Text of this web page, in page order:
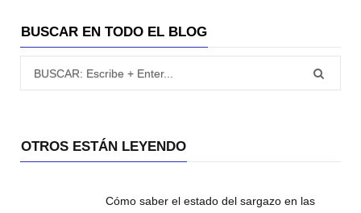
BUSCAR EN TODO EL BLOG
OTROS ESTÁN LEYENDO
Cómo saber el estado del sargazo en las